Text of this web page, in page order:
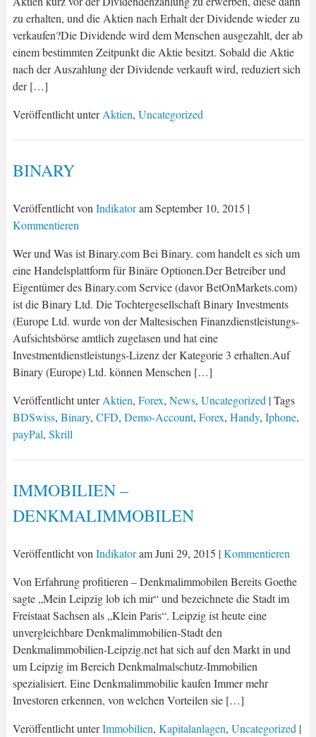
zu erhalten, und die Aktien nach Erhalt der Dividende wieder zu
verkaufen?Die Dividende wird dem Menschen ausgezahlt, der ab
einem bestimmten Zeitpunkt die Aktie besitzt. Sobald die Aktie
nach der Auszahlung der Dividende verkauft wird, reduziert sich
der […]
Veröffentlicht unterAktien, Uncategorized
BINARY
Veröffentlicht von IndikatoramSeptember 10, 2015 |
Kommentieren
Wer und Was ist Binary.com Bei Binary. com handelt es sich um
eine Handelsplattform für Binäre Optionen.Der Betreiber und
Eigentümer des Binary.com Service (davor BetOnMarkets.com)
ist die Binary Ltd. Die Tochtergesellschaft Binary Investments
(Europe Ltd. wurde von der Maltesischen Finanzdienstleistungs-
Aufsichtsbörse amtlich zugelasen und hat eine
Investmentdienstleistungs-Lizenz der Kategorie 3 erhalten.Auf
Binary (Europe) Ltd. können Menschen […]
Veröffentlicht unterAktien, Forex, News, Uncategorized | Tags
BDSwiss, Binary, CFD, Demo-Account, Forex, Handy, Iphone,
payPal, Skrill
IMMOBILIEN –
DENKMALIMMOBILEN
Veröffentlicht von IndikatoramJuni 29, 2015 |Kommentieren
Von Erfahrung profitieren – Denkmalimmobilen Bereits Goethe
sagte „Mein Leipzig lob ich mir“ und bezeichnete die Stadt im
Freistaat Sachsen als „Klein Paris“. Leipzig ist heute eine
unvergleichbare Denkmalimmobilien-Stadt den
Denkmalimmobilien-Leipzig.net hat sich auf den Markt in und
um Leipzig im Bereich Denkmalmalschutz-Immobilien
spezialisiert. Eine Denkmalimmobilie kaufen Immer mehr
Investoren erkennen, von welchen Vorteilen sie […]
Veröffentlicht unterImmobilien, Kapitalanlagen, Uncategorized |